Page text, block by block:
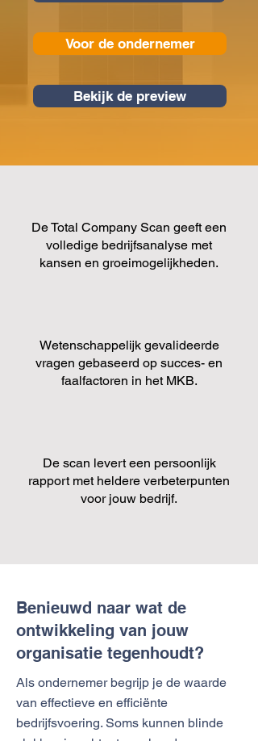
Voor de ondernemer
Bekijk de preview
De Total Company Scan geeft een
volledige bedrijfsanalyse met
kansen en groeimogelijkheden.
Wetenschappelijk gevalideerde
vragen gebaseerd op succes- en
faalfactoren in het MKB.
De scan levert een persoonlijk
rapport met heldere verbeterpunten
voor jouw bedrijf.
Benieuwd naar wat de
ontwikkeling van jouw
organisatie tegenhoudt?
Als ondernemer begrijp je de waarde
van effectieve en efficiënte
bedrijfsvoering. Soms kunnen blinde